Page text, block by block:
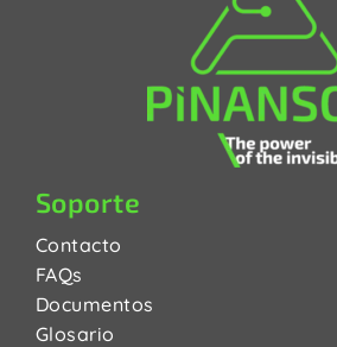
Soporte
Contacto
FAQs
Documentos
Glosario